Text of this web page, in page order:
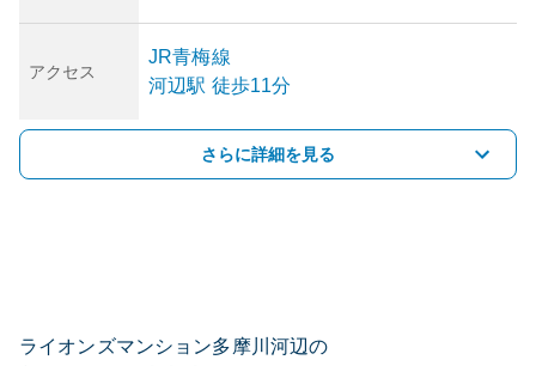
アクセス
JR青梅線
河辺駅 徒歩11分
さらに詳細を見る
ライオンズマンション多摩川河辺の